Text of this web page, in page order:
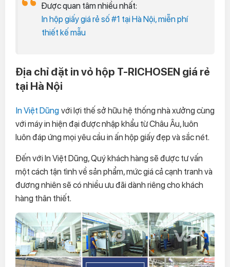
Được quan tâm nhiều nhất:
In hộp giấy giá rẻ số #1 tại Hà Nội, miễn phí
thiết kế mẫu
Địa chỉ đặt in vỏ hộp T-RICHOSEN giá rẻ
tại Hà Nội
In Việt Dũng với lợi thế sở hữu hệ thống nhà xưởng cùng
với máy in hiện đại được nhập khẩu từ Châu Âu, luôn
luôn đáp ứng mọi yêu cầu in ấn hộp giấy đẹp và sắc nét.
Đến với In Việt Dũng, Quý khách hàng sẽ được tư vấn
một cách tận tình về sản phẩm, mức giá cả cạnh tranh và
đương nhiên sẽ có nhiều ưu đãi dành riêng cho khách
hàng thân thiết.